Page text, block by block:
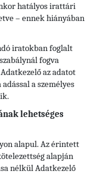
hatályos irattári
– ennek hiányában
iratokban foglalt
fogva
az adatot
a személyes
lehetséges
alapul. Az érintett
alapján
nélkül Adatkezelő